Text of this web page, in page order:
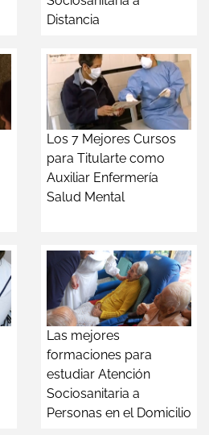
Distancia
Los 7 Mejores Cursos
para Titularte como
Auxiliar Enfermería
Salud Mental
Las mejores
formaciones para
estudiar Atención
Sociosanitaria a
Personas en el Domicilio